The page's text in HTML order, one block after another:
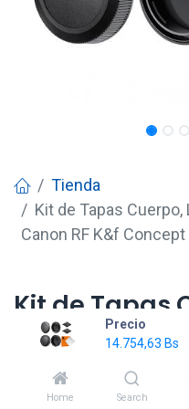
Precio
14.754,63 Bs
Home Search
Tienda
Kit de Tapas Cuerpo,
Canon RF K&f Concept
Kit de Tapas
Zapata y
K&f Concept